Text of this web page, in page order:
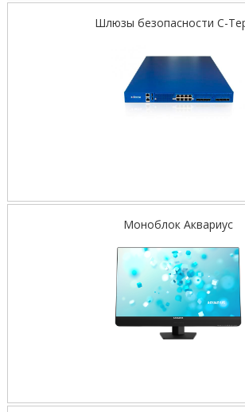
Шлюзы безопасности С-
Моноблок Аквариус